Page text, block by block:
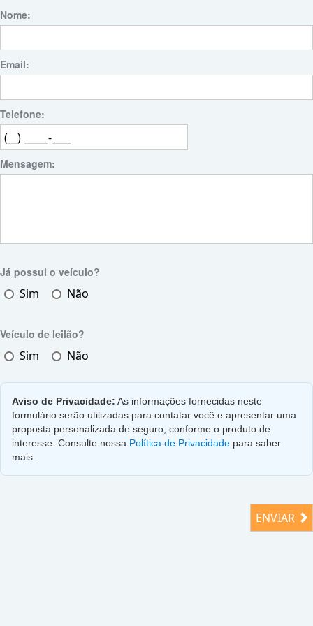
Nome:
Email:
Telefone:
Mensagem:
Já possui o veículo?
Sim Não
Veículo de leilão?
Sim Não
Aviso de Privacidade: As informações fornecidas neste
formulário serão utilizadas para contatar você e apresentar uma
proposta personalizada de seguro, conforme o produto de
interesse. Consulte nossa Política de Privacidade para saber
mais.
ENVIAR